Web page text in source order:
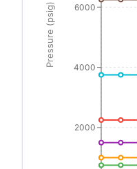
2000
4000
6000
Pressure (psig)